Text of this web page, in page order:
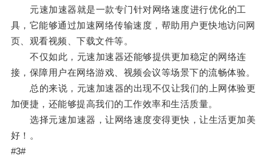
元速加速器就是一款专门针对网络速度进行优化的工
具，它能够通过加速网络传输速度，帮助用户更快地访问网
页、观看视频、下载文件等。
不仅如此，元速加速器还能够提供更加稳定的网络连
接，保障用户在网络游戏、视频会议等场景下的流畅体验。
总的来说，元速加速器的出现不仅让我们的上网体验更
加便捷，还能够提高我们的工作效率和生活质量。
选择元速加速器，让网络速度变得更快，让生活更加美
好！。
#3#